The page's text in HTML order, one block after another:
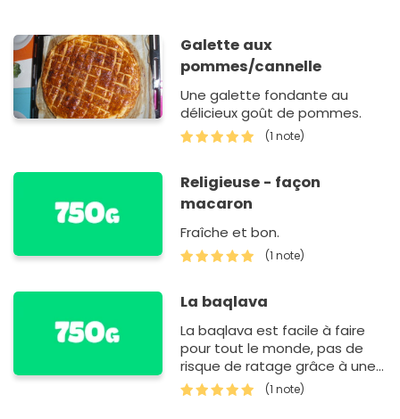
Galette aux
pommes/cannelle
Une galette fondante au
délicieux goût de pommes.
(1 note)
Religieuse - façon
macaron
Fraîche et bon.
(1 note)
La baqlava
La baqlava est facile à faire
pour tout le monde, pas de
risque de ratage grâce à une
pâte filo.
(1 note)